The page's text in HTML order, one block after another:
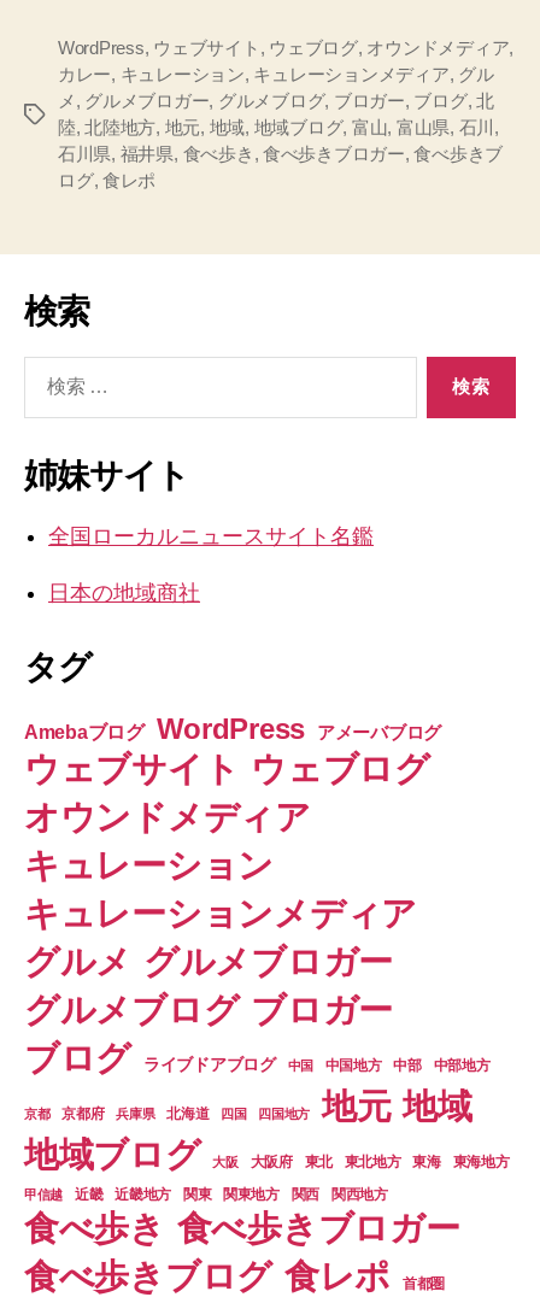
タ
WordPress, ウェブサイト , ウェブログ, オウンドメディア,
カレー, キュレーション, キュレーションメディア, グル
メ , グルメブロガー, グルメブログ, ブロガー, ブログ,北
陸,北陸地方, 地元, 地域, 地域ブログ, 富山, 富山県, 石川 ,
石川県, 福井県, 食べ歩き , 食べ歩きブロガー,食べ歩きブ
ログ, 食レポ
検索
象:
姉妹サイト
全国ローカルニュースサイト名鑑
日本の地域商社
タグ
Amebaブログ WordPress アメーバブログ
ウェブサイト ウェブログ
オウンドメディア
キュレーション
キュレーションメディア
グルメ グルメブロガー
グルメブログ ブロガー
ブログ
ライブドアブログ 中国 中国地方 中部 中部地方
京都 京都府 兵庫県 北海道 四国 四国地方 地元 地域
地域ブログ
大阪 大阪府 東北 東北地方 東海 東海地方
甲信越 近畿 近畿地方 関東 関東地方 関西 関西地方
食べ歩き 食べ歩きブロガー
食べ歩きブログ 食レポ 首都圏